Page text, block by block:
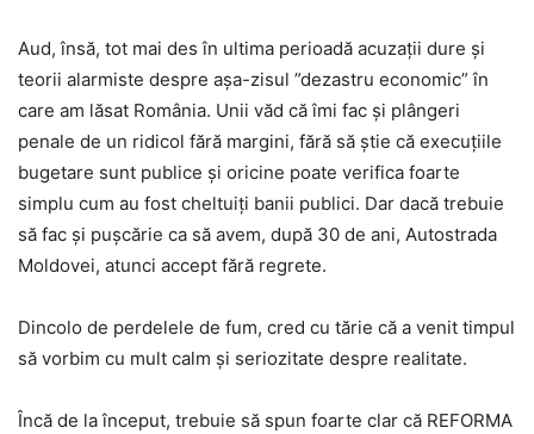
Aud, însă, tot mai des în ultima perioadă acuzații dure și
teorii alarmiste despre așa-zisul ”dezastru economic” în
care am lăsat România. Unii văd că îmi fac și plângeri
penale de un ridicol fără margini, fără să știe că execuțiile
bugetare sunt publice și oricine poate verifica foarte
simplu cum au fost cheltuiți banii publici. Dar dacă trebuie
să fac și pușcărie ca să avem, după 30 de ani, Autostrada
Moldovei, atunci accept fără regrete.
Dincolo de perdelele de fum, cred cu tărie că a venit timpul
să vorbim cu mult calm și seriozitate despre realitate.
Încă de la început, trebuie să spun foarte clar că REFORMA